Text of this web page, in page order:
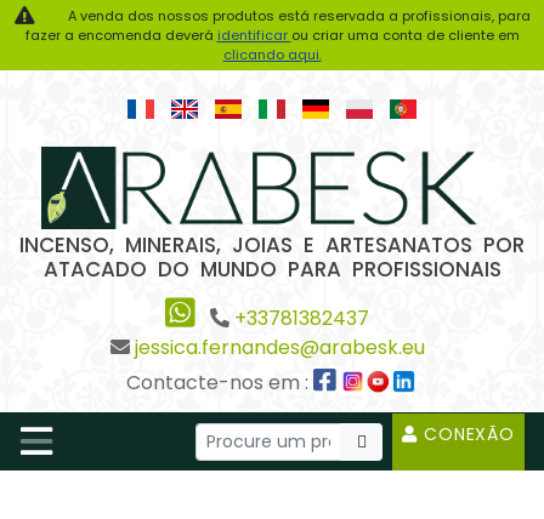
A venda dos nossos produtos está reservada a profissionais, para
fazer a encomenda deverá identificar ou criar uma conta de cliente em
clicando aqui.
INCENSO, MINERAIS, JOIAS E ARTESANATOS POR
ATACADO DO MUNDO PARA PROFISSIONAIS
+33781382437
jessica.fernandes@arabesk.eu
Contacte-nos em :
CONEXÃO